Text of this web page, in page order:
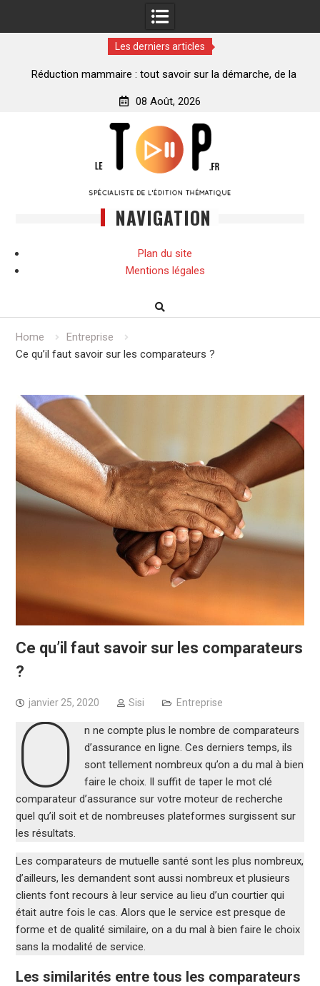
Les derniers articles
Réduction mammaire : tout savoir sur la démarche, de la
08 Août, 2026
NAVIGATION
Plan du site
Mentions légales
Home
Entreprise
Ce qu’il faut savoir sur les comparateurs ?
Ce qu’il faut savoir sur les comparateurs
?
janvier 25, 2020 Sisi Entreprise
O
n ne compte plus le nombre de comparateurs
d’assurance en ligne. Ces derniers temps, ils
sont tellement nombreux qu’on a du mal à bien
faire le choix. Il suffit de taper le mot clé
comparateur d’assurance sur votre moteur de recherche
quel qu’il soit et de nombreuses plateformes surgissent sur
les résultats.
Les comparateurs de mutuelle santé sont les plus nombreux,
d’ailleurs, les demandent sont aussi nombreux et plusieurs
clients font recours à leur service au lieu d’un courtier qui
était autre fois le cas. Alors que le service est presque de
forme et de qualité similaire, on a du mal à bien faire le choix
sans la modalité de service.
Les similarités entre tous les comparateurs